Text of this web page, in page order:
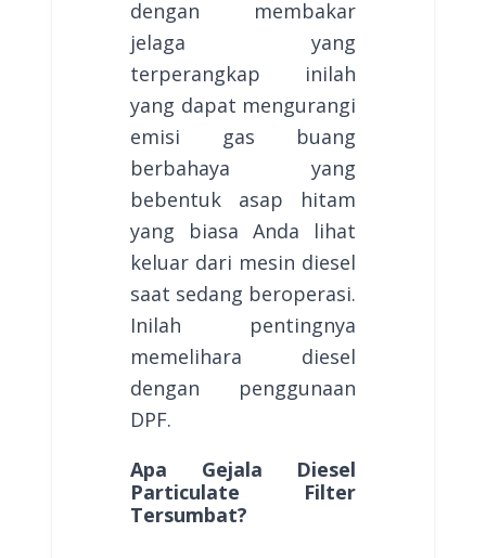
dengan membakar
jelaga yang
terperangkap inilah
yang dapat mengurangi
emisi gas buang
berbahaya yang
bebentuk asap hitam
yang biasa Anda lihat
keluar dari mesin diesel
saat sedang beroperasi.
Inilah pentingnya
memelihara diesel
dengan penggunaan
DPF.
Apa Gejala Diesel
Particulate Filter
Tersumbat?